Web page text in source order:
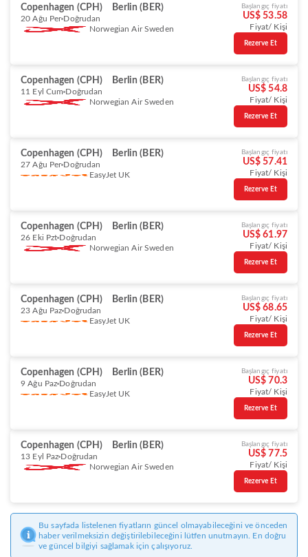
Copenhagen (CPH) Berlin (BER)
20 Ağu Per Doğrudan
Norwegian Air Sweden
Başlangıç fiyatı
US$ 53.58
Fiyat/ Kişi
Rezerve Et
Copenhagen (CPH) Berlin (BER)
11 Eyl Cum Doğrudan
Norwegian Air Sweden
Başlangıç fiyatı
US$ 54.8
Fiyat/ Kişi
Rezerve Et
Copenhagen (CPH) Berlin (BER)
27 Ağu Per Doğrudan
EasyJet UK
Başlangıç fiyatı
US$ 57.41
Fiyat/ Kişi
Rezerve Et
Copenhagen (CPH) Berlin (BER)
26 Eki Pzt Doğrudan
Norwegian Air Sweden
Başlangıç fiyatı
US$ 61.97
Fiyat/ Kişi
Rezerve Et
Copenhagen (CPH) Berlin (BER)
23 Ağu Paz Doğrudan
EasyJet UK
Başlangıç fiyatı
US$ 68.65
Fiyat/ Kişi
Rezerve Et
Copenhagen (CPH) Berlin (BER)
9 Ağu Paz Doğrudan
EasyJet UK
Başlangıç fiyatı
US$ 70.3
Fiyat/ Kişi
Rezerve Et
Copenhagen (CPH) Berlin (BER)
13 Eyl Paz Doğrudan
Norwegian Air Sweden
Başlangıç fiyatı
US$ 77.5
Fiyat/ Kişi
Rezerve Et
Bu sayfada listelenen fiyatların güncel olmayabileceğini ve önceden
haber verilmeksizin değiştirilebileceğini lütfen unutmayın. En doğru
ve güncel bilgiyi sağlamak için çalışıyoruz.